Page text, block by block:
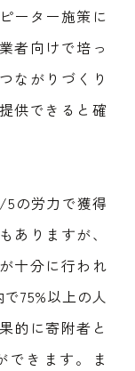
ーター施策に
者向けで培っ
ながりづくり
供できると確
5の労力で獲得
ありますが、
十分に行われ
75%以上の人
的に寄附者と
できます。ま